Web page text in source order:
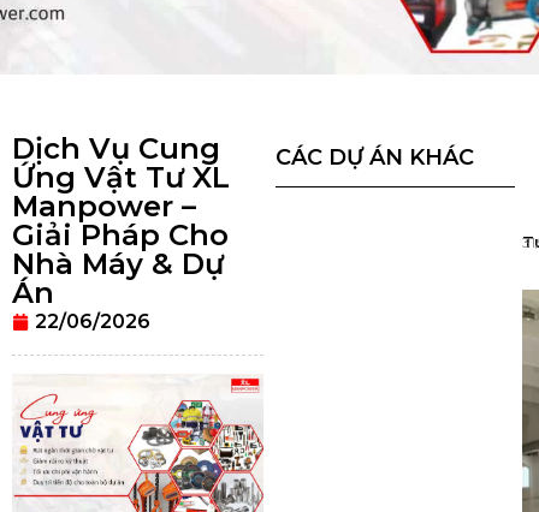
Dịch Vụ Cung
Ứng Vật Tư XL
Manpower –
Giải Pháp Cho
Nhà Máy & Dự
Án
22/06/2026
CÁC DỰ ÁN KHÁC